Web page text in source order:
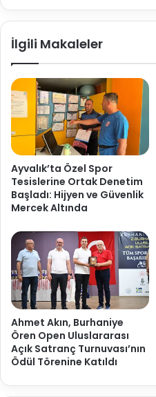
İlgili Makaleler
Ayvalık’ta Özel Spor
Tesislerine Ortak Denetim
Başladı: Hijyen ve Güvenlik
Mercek Altında
Ahmet Akın, Burhaniye
Ören Open Uluslararası
Açık Satranç Turnuvası’nın
Ödül Törenine Katıldı